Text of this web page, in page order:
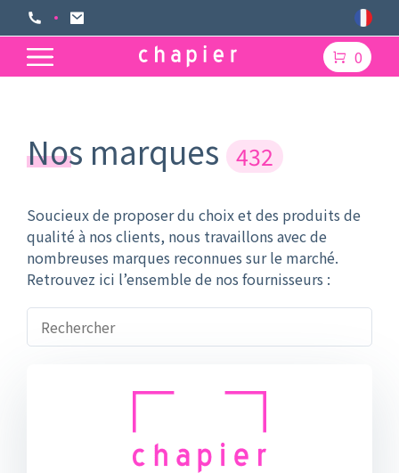
0
Nos marques 432
Soucieux de proposer du choix et des produits de
qualité à nos clients, nous travaillons avec de
nombreuses marques reconnues sur le marché.
Retrouvez ici l’ensemble de nos fournisseurs :